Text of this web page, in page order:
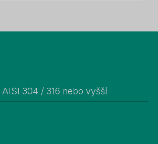
304 / 316 nebo vyšší